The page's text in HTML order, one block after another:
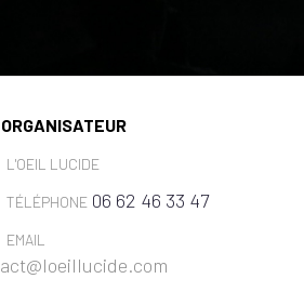
ORGANISATEUR
L'OEIL LUCIDE
TÉLÉPHONE 06 62 46 33 47
EMAIL